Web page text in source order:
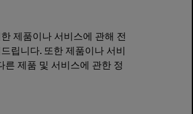
제품이나 서비스에 관해 전
립니다. 또한 제품이나 서비
제품 및 서비스에 관한 정